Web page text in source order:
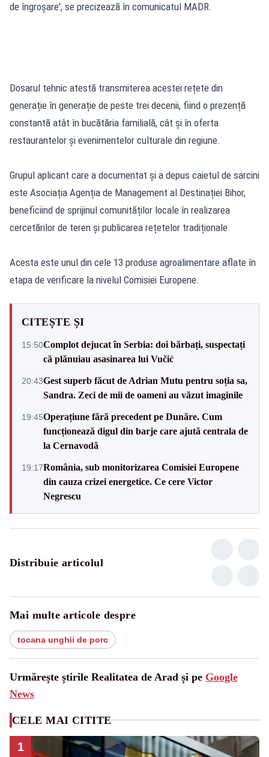
de îngroșare', se precizează în comunicatul MADR.
Dosarul tehnic atestă transmiterea acestei rețete din
generație în generație de peste trei decenii, fiind o prezență
constantă atât în bucătăria familială, cât și în oferta
restaurantelor și evenimentelor culturale din regiune.
Grupul aplicant care a documentat și a depus caietul de sarcini
este Asociația Agenția de Management al Destinației Bihor,
beneficiind de sprijinul comunităților locale în realizarea
cercetărilor de teren și publicarea rețetelor tradiționale.
Acesta este unul din cele 13 produse agroalimentare aflate în
etapa de verificare la nivelul Comisiei Europene.
CITEȘTE ȘI
15:50Complot dejucat în Serbia: doi bărbați, suspectați
că plănuiau asasinarea lui Vučić
20:43Gest superb făcut de Adrian Mutu pentru soția sa,
Sandra. Zeci de mii de oameni au văzut imaginile
19:45Operațiune fără precedent pe Dunăre. Cum
funcționează digul din barje care ajută centrala de
la Cernavodă
19:17România, sub monitorizarea Comisiei Europene
din cauza crizei energetice. Ce cere Victor
Negrescu
Distribuie articolul
Mai multe articole despre
tocana unghii de porc
Urmărește știrile Realitatea de Arad și pe Google
News
CELE MAI CITITE
1